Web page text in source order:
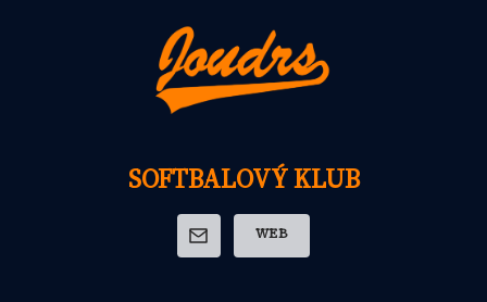
SOFTBALOVÝ KLUB
WEB